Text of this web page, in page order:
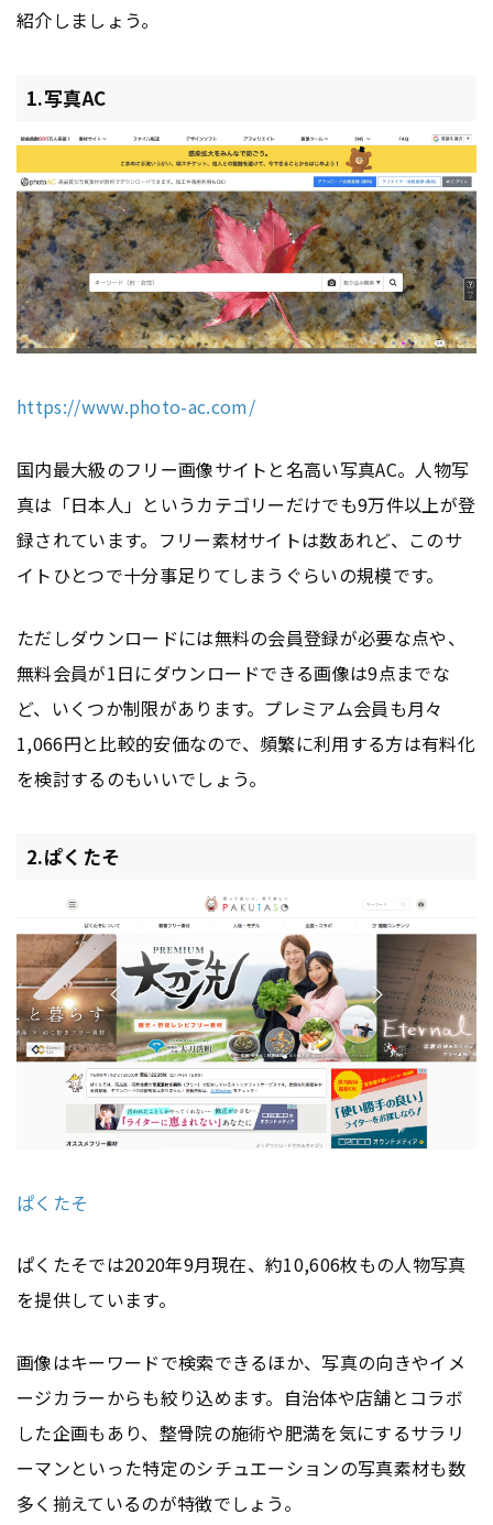
紹介しましょう。
1.写真AC
https://www.photo-ac.com/
国内最大級のフリー画像サイトと名高い写真AC。人物写
真は「日本人」というカテゴリーだけでも9万件以上が登
録されています。フリー素材サイトは数あれど、このサ
イトひとつで十分事足りてしまうぐらいの規模です。
ただしダウンロードには無料の会員登録が必要な点や、
無料会員が1日にダウンロードできる画像は9点までな
ど、いくつか制限があります。プレミアム会員も月々
1,066円と比較的安価なので、頻繁に利用する方は有料化
を検討するのもいいでしょう。
2.ぱくたそ
ぱくたそ
ぱくたそでは2020年9月現在、約10,606枚もの人物写真
を提供しています。
画像はキーワードで検索できるほか、写真の向きやイメ
ージカラーからも絞り込めます。自治体や店舗とコラボ
した企画もあり、整骨院の施術や肥満を気にするサラリ
ーマンといった特定のシチュエーションの写真素材も数
多く揃えているのが特徴でしょう。